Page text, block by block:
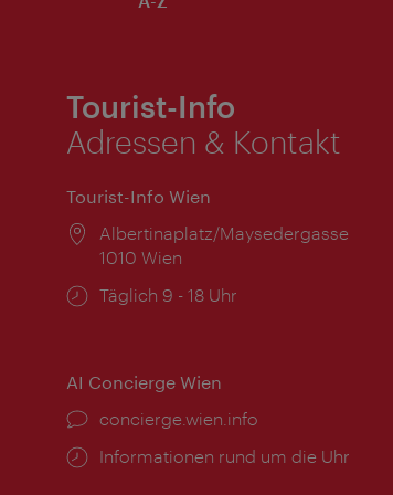
Tourist-Info
Adressen & Kontakt
Tourist-Info Wien
Ort:
Albertinaplatz/Maysedergasse
1010 Wien
Öffnungszeiten:
Täglich 9 - 18 Uhr
AI Concierge Wien
Ort:
concierge.wien.info
Öffnungszeiten:
Informationen rund um die Uhr